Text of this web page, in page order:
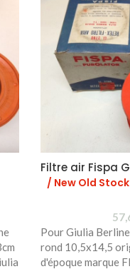
Filtre air Fispa
/ New Old Stock
Pour Giulia
rond 10,5x14,5
d'époque marque